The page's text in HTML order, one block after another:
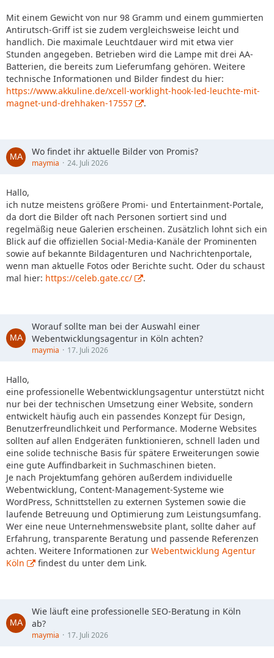
Mit einem Gewicht von nur 98 Gramm und einem gummierten
Antirutsch-Griff ist sie zudem vergleichsweise leicht und
handlich. Die maximale Leuchtdauer wird mit etwa vier
Stunden angegeben. Betrieben wird die Lampe mit drei AA-
Batterien, die bereits zum Lieferumfang gehören. Weitere
technische Informationen und Bilder findest du hier:
https://www.akkuline.de/xcell-worklight-hook-led-leuchte-mit-
magnet-und-drehhaken-17557
.
Wo findet ihr aktuelle Bilder von Promis?
maymia 24. Juli 2026
Hallo,
ich nutze meistens größere Promi- und Entertainment-Portale,
da dort die Bilder oft nach Personen sortiert sind und
regelmäßig neue Galerien erscheinen. Zusätzlich lohnt sich ein
Blick auf die offiziellen Social-Media-Kanäle der Prominenten
sowie auf bekannte Bildagenturen und Nachrichtenportale,
wenn man aktuelle Fotos oder Berichte sucht. Oder du schaust
mal hier: https://celeb.gate.cc/ .
Worauf sollte man bei der Auswahl einer
Webentwicklungsagentur in Köln achten?
maymia 17. Juli 2026
Hallo,
eine professionelle Webentwicklungsagentur unterstützt nicht
nur bei der technischen Umsetzung einer Website, sondern
entwickelt häufig auch ein passendes Konzept für Design,
Benutzerfreundlichkeit und Performance. Moderne Websites
sollten auf allen Endgeräten funktionieren, schnell laden und
eine solide technische Basis für spätere Erweiterungen sowie
eine gute Auffindbarkeit in Suchmaschinen bieten.
Je nach Projektumfang gehören außerdem individuelle
Webentwicklung, Content-Management-Systeme wie
WordPress, Schnittstellen zu externen Systemen sowie die
laufende Betreuung und Optimierung zum Leistungsumfang.
Wer eine neue Unternehmenswebsite plant, sollte daher auf
Erfahrung, transparente Beratung und passende Referenzen
achten. Weitere Informationen zur Webentwicklung Agentur
Köln
findest du unter dem Link.
Wie läuft eine professionelle SEO-Beratung in Köln
ab?
maymia 17. Juli 2026